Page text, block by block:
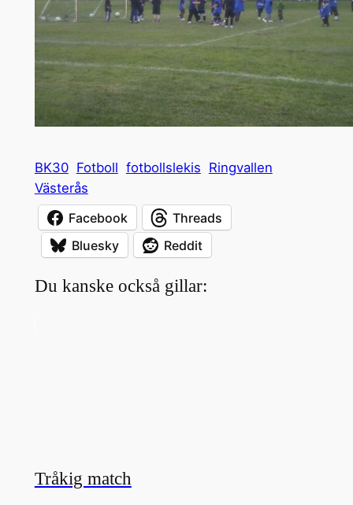
BK30 Fotboll fotbollslekis Ringvallen
Västerås
Facebook
Threads
Bluesky
Reddit
Du kanske också gillar:
Tråkig match